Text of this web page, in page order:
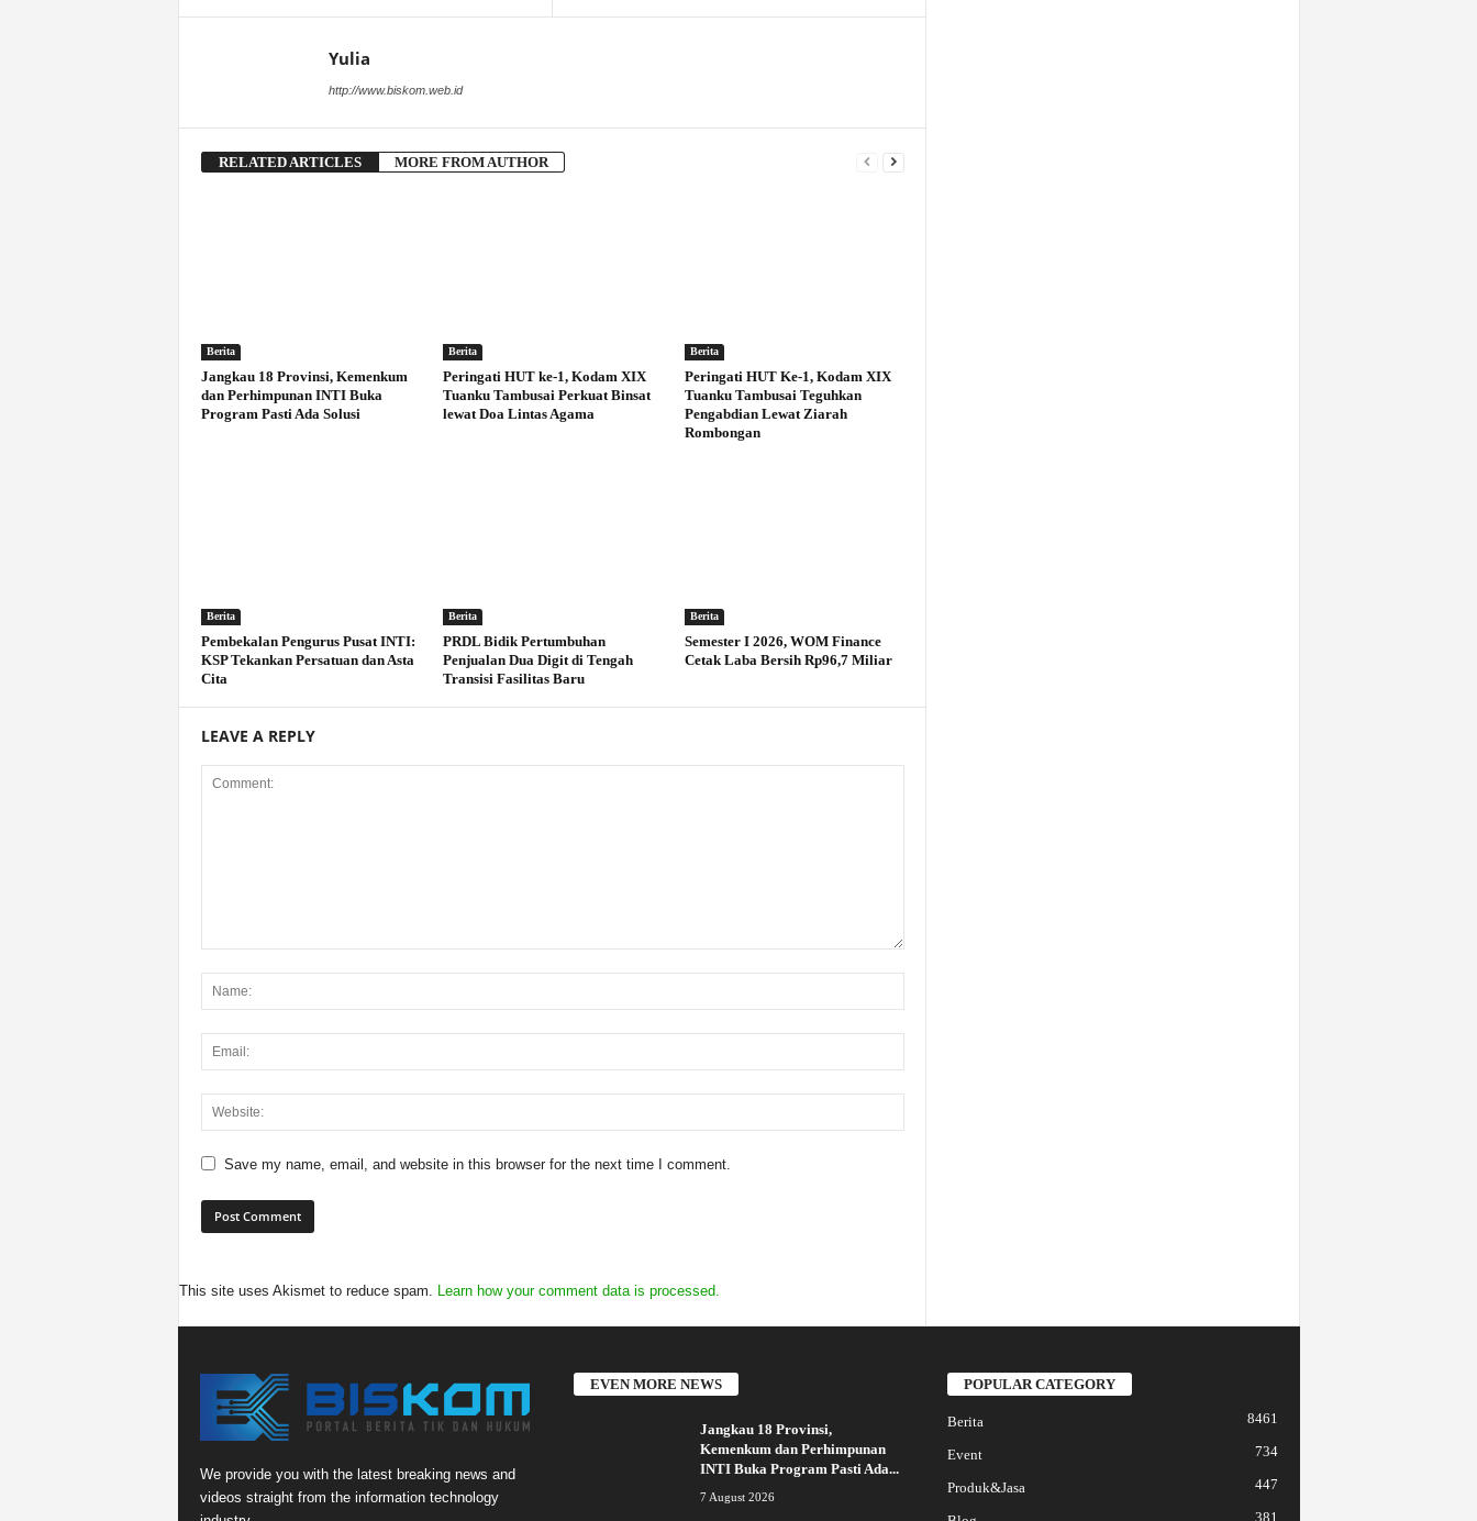
Yulia
http://www.biskom.web.id
RELATED ARTICLES MORE FROM AUTHOR
Berita
Jangkau 18 Provinsi, Kemenkum
dan Perhimpunan INTI Buka
Program Pasti Ada Solusi
Berita
Peringati HUT ke-1, Kodam XIX
Tuanku Tambusai Perkuat Binsat
lewat Doa Lintas Agama
Berita
Peringati HUT Ke-1, Kodam XIX
Tuanku Tambusai Teguhkan
Pengabdian Lewat Ziarah
Rombongan
Berita
Pembekalan Pengurus Pusat INTI:
KSP Tekankan Persatuan dan Asta
Cita
Berita
PRDL Bidik Pertumbuhan
Penjualan Dua Digit di Tengah
Transisi Fasilitas Baru
Berita
Semester I 2026, WOM Finance
Cetak Laba Bersih Rp96,7 Miliar
LEAVE A REPLY
Save my name, email, and website in this browser for the next time I comment.
This site uses Akismet to reduce spam. Learn how your comment data is processed.
We provide you with the latest breaking news and
videos straight from the information technology
EVEN MORE NEWS
Jangkau 18 Provinsi,
Kemenkum dan Perhimpunan
INTI Buka Program Pasti Ada...
7 August 2026
POPULAR CATEGORY
Berita 8461
Event 734
Produk&Jasa 447
381